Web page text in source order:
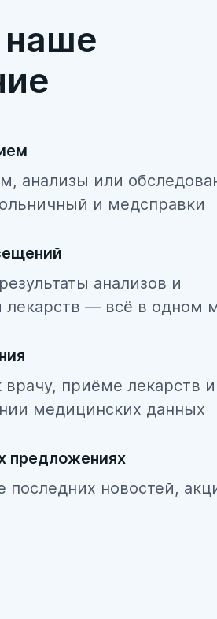
наше
анализы или
и медсправки
анализов и
лекарств — всё в одном
приёме лекарств и
медицинских данных
предложениях
последних новостей,